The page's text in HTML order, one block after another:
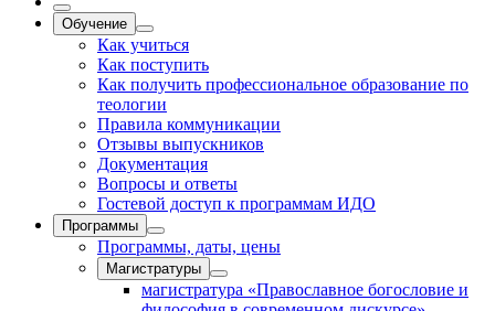
Обучение
Как учиться
Как поступить
Как получить профессиональное образование по
теологии
Правила коммуникации
Отзывы выпускников
Документация
Вопросы и ответы
Гостевой доступ к программам ИДО
Программы
Программы, даты, цены
Магистратуры
магистратура «Православное богословие и